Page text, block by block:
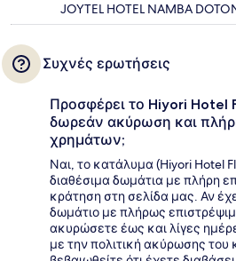
JOYTEL HOTEL NAMBA
Συχνές ερωτήσεις
Προσφέρει το Hiyori Hotel
δωρεάν ακύρωση και
χρημάτων;
Ναι, το κατάλυμα (Hiyori Hotel
διαθέσιμα δωμάτια με πλήρη
κράτηση στη σελίδα μας. Αν
δωμάτιο με πλήρως
ακυρώσετε έως και λίγες
με την πολιτική ακύρωσης